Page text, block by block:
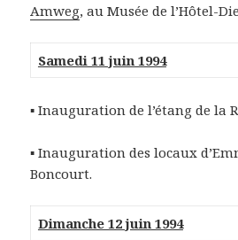
Amweg, au Musée de l’Hôtel-
Samedi 11 juin 1994
▪ Inauguration de l’étang de la
▪ Inauguration des locaux
Boncourt.
Dimanche 12 juin 1994